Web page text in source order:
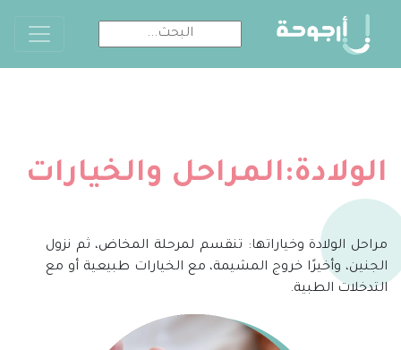
الولادة:المراحل والخيارات
مراحل الولادة وخياراتها: تنقسم لمرحلة المخاض، ثم نزول
الجنين، وأخيرًا خروج المشيمة، مع الخيارات طبيعية أو مع
التدخلات الطبية.